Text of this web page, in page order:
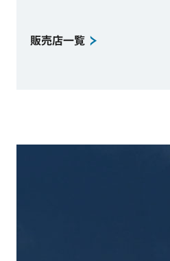
販売店一覧